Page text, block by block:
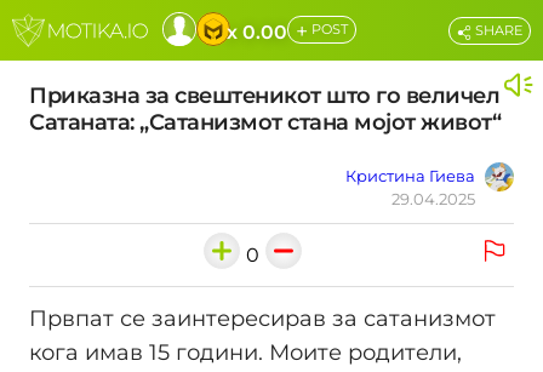
x 0.00 + POST
Приказна за свештеникот што го величел
Сатаната: „Сатанизмот стана мојот живот“
Кристина Гиева
29.04.2025
SHARE
0
Првпат се заинтересирав за сатанизмот
кога имав 15 години. Моите родители,